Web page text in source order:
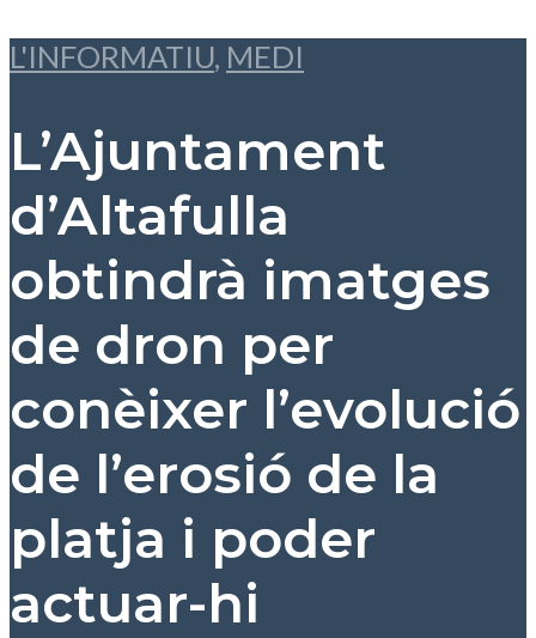
L'INFORMATIU, MEDI
L’Ajuntament
d’Altafulla
obtindrà imatges
de dron per
conèixer l’evolució
de l’erosió de la
platja i poder
actuar-hi